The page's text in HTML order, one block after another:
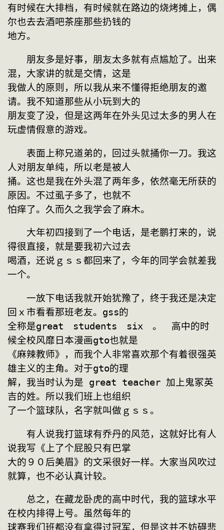
有时候在大排档，有时候就在路边的烧烤摊上，偶
尔也去去酒吧茶座那些扔钱的
地方。
朋友多是好事，朋友太多就有点尴尬了。出来
混，大家讲的就是交情，这是
我做人的原则，所以我从来不懂得拒绝朋友的邀
请。我不知道那些从小玩到大的
朋友变了没，但是这两年在外头见过太多的男人在
玩虚情假意的游戏。
表面上称兄道弟的，回过头就捅你一刀。我这
人对朋友单纯，所以老是被人
捅。这也是我在外头混了两年多，依然毫无所获的
原因。不过虱子多了，也就不
怕痒了。久而久之我学会了麻木。
大年初四接到了一个电话，是老鹏打来的，说
得很直接，就是要我初六过去
喝酒，还说ｇｓｓ都回来了，今年的同学会就差我
一个。
一放下电话我就开始犹豫了，终于我还是决定
回ｘ市看看那班老友。gss的
全称是great　students　six　。　高中的时
候全校风靡日本漫画gto也就是
《麻辣教师》，而我个人非常喜欢那个有着很强英
雄主义的主角。对于gto的理
解，我当时认为是 great teacher 加上鬼冢英
吉的姓。所以我们班上也组织
了一个篮球队，名字就叫做ｇｓｓ。
有人说我打篮球有乔丹的风范，这就好比有人
说我写《上了个屁股只有巴掌
大的９０后美眉》的文采很好一样。大家当风吹过
就算，也不必认真计较。
总之，在藏龙卧虎的高中时代，我的篮球水平
在校内排得上号。虽然每年的
球赛我们班都没有拿得过冠军，但是这并不妨碍悲